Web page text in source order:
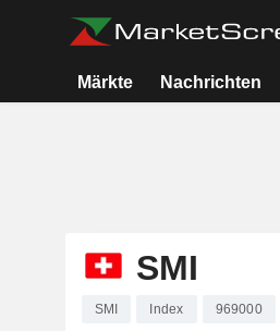
Märkte Nachrichten
SMI
SMI Index 969000